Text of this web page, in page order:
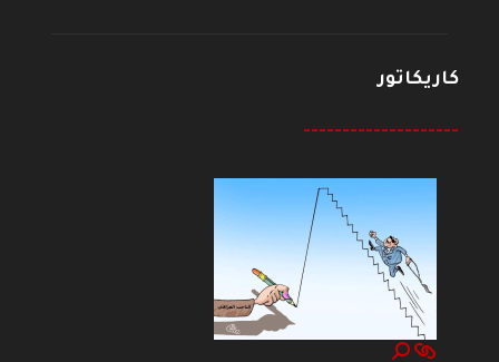
كاريكاتور
--------------------